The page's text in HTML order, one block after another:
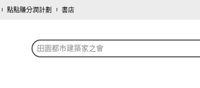
點點賺分潤計劃 書店
田園都市建築家之會